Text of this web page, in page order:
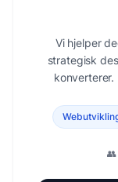
Vi hjelper
strategisk
konverterer.
👥